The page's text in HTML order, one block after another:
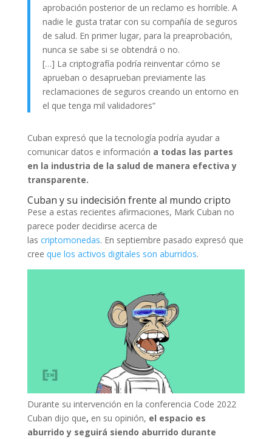
aprobación posterior de un reclamo es horrible. A
nadie le gusta tratar con su compañía de seguros
de salud. En primer lugar, para la preaprobación,
nunca se sabe si se obtendrá o no.
[…] La criptografía podría reinventar cómo se
aprueban o desaprueban previamente las
reclamaciones de seguros creando un entorno en
el que tenga mil validadores”
Cuban expresó que la tecnología podría ayudar a
comunicar datos e información a todas las partes
en la industria de la salud de manera efectiva y
transparente.
Cuban y su indecisión frente al mundo cripto
Pese a estas recientes afirmaciones, Mark Cuban no
parece poder decidirse acerca de
las criptomonedas. En septiembre pasado expresó que
cree que los activos digitales son aburridos.
Durante su intervención en la conferencia Code 2022
Cuban dijo que, en su opinión, el espacio es
aburrido y seguirá siendo aburrido durante